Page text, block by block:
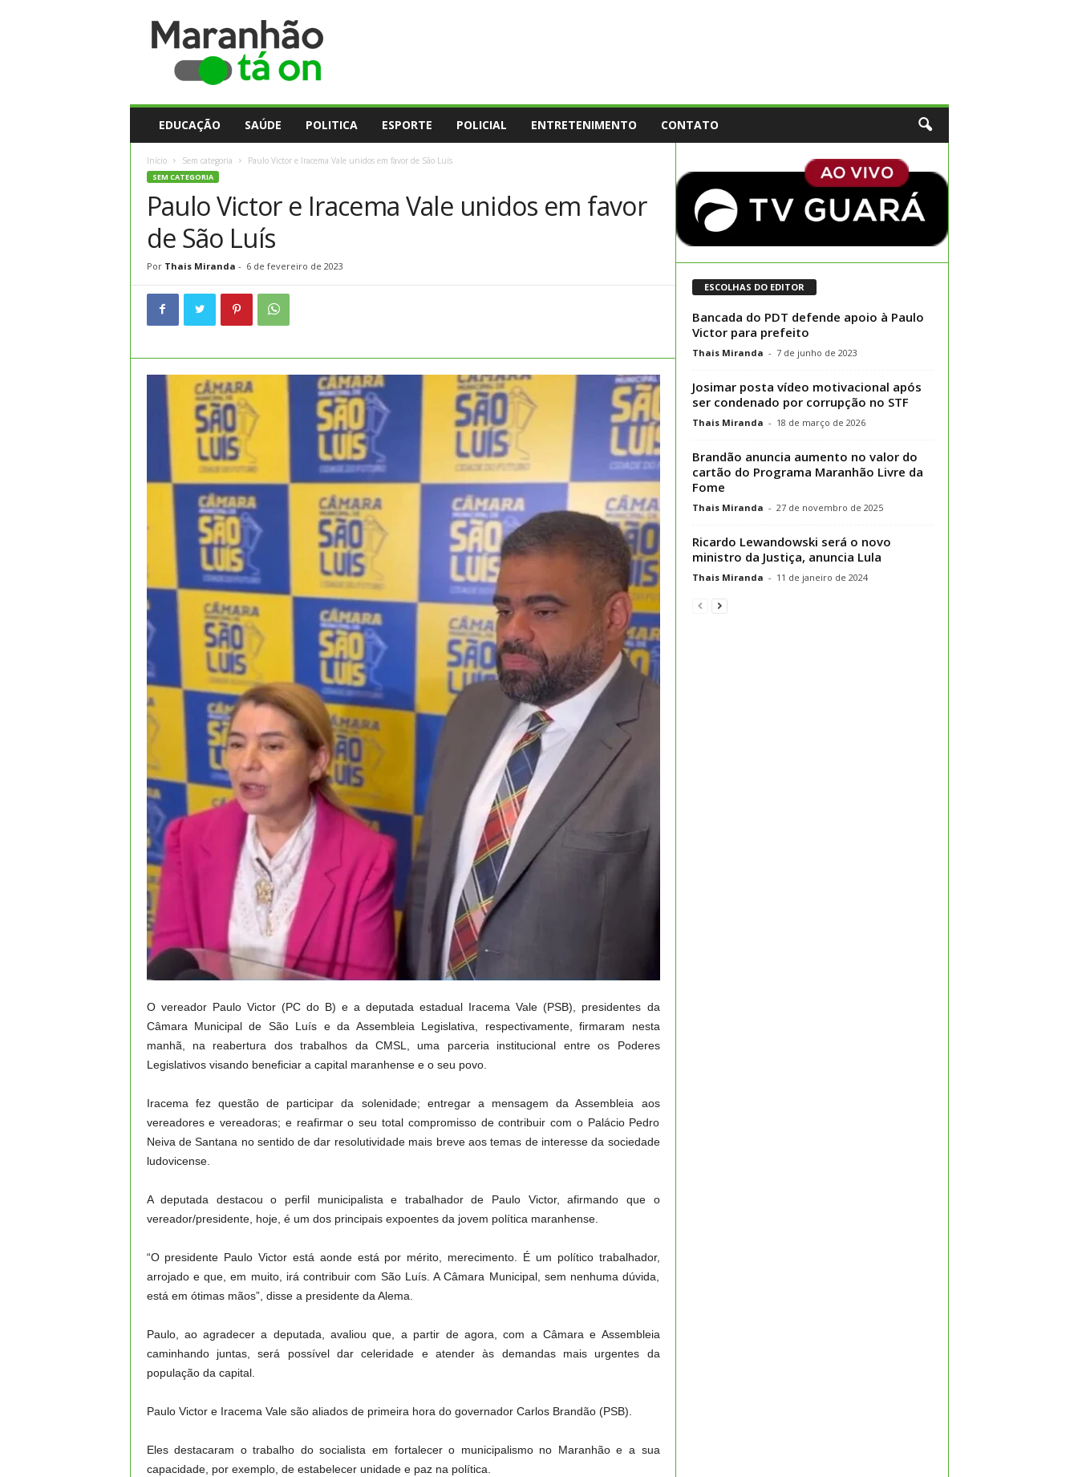
EDUCAÇÃO SAÚDE POLITICA ESPORTE POLICIAL ENTRETENIMENTO CONTATO
Início Sem categoria Paulo Victor e Iracema Vale unidos em favor de São Luís
SEM CATEGORIA
Paulo Victor e Iracema Vale unidos em favor
de São Luís
Por Thais Miranda - 6 de fevereiro de 2023
O vereador Paulo Victor (PC do B) e a deputada estadual Iracema Vale (PSB), presidentes da
Câmara Municipal de São Luís e da Assembleia Legislativa, respectivamente, firmaram nesta
manhã, na reabertura dos trabalhos da CMSL, uma parceria institucional entre os Poderes
Legislativos visando beneficiar a capital maranhense e o seu povo.
Iracema fez questão de participar da solenidade; entregar a mensagem da Assembleia aos
vereadores e vereadoras; e reafirmar o seu total compromisso de contribuir com o Palácio Pedro
Neiva de Santana no sentido de dar resolutividade mais breve aos temas de interesse da sociedade
ludovicense.
A deputada destacou o perfil municipalista e trabalhador de Paulo Victor, afirmando que o
vereador/presidente, hoje, é um dos principais expoentes da jovem política maranhense.
“O presidente Paulo Victor está aonde está por mérito, merecimento. É um político trabalhador,
arrojado e que, em muito, irá contribuir com São Luís. A Câmara Municipal, sem nenhuma dúvida,
está em ótimas mãos”, disse a presidente da Alema.
Paulo, ao agradecer a deputada, avaliou que, a partir de agora, com a Câmara e Assembleia
caminhando juntas, será possível dar celeridade e atender às demandas mais urgentes da
população da capital.
Paulo Victor e Iracema Vale são aliados de primeira hora do governador Carlos Brandão (PSB).
Eles destacaram o trabalho do socialista em fortalecer o municipalismo no Maranhão e a sua
capacidade, por exemplo, de estabelecer unidade e paz na política.
ESCOLHAS DO EDITOR
Bancada do PDT defende apoio à Paulo
Victor para prefeito
Thais Miranda - 7 de junho de 2023
Josimar posta vídeo motivacional após
ser condenado por corrupção no STF
Thais Miranda - 18 de março de 2026
Brandão anuncia aumento no valor do
cartão do Programa Maranhão Livre da
Fome
Thais Miranda - 27 de novembro de 2025
Ricardo Lewandowski será o novo
ministro da Justiça, anuncia Lula
Thais Miranda - 11 de janeiro de 2024